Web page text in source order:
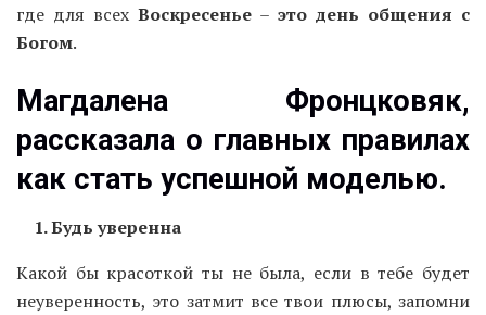
где для всех Воскресенье– это день общения с
Богом.
Магдалена Фронцковяк,
рассказала о главных правилах
как стать успешной моделью.
1.Будь уверенна
Какой бы красоткой ты не была, если в тебе будет
неуверенность, это затмит все твои плюсы, запомни